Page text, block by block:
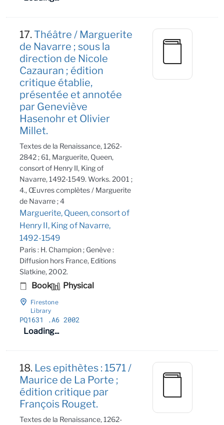
17.Théâtre / Marguerite
de Navarre ; sous la
direction de Nicole
Cazauran ; édition
critique établie,
présentée et annotée
par Geneviève
Hasenohr et Olivier
Millet.
Textes de la Renaissance, 1262-
2842 ; 61, Marguerite, Queen,
consort of Henry II, King of
Navarre, 1492-1549. Works. 2001 ;
4., Œuvres complètes / Marguerite
de Navarre ; 4
Marguerite, Queen, consort of
Henry II, King of Navarre,
1492-1549
Paris : H. Champion ; Genève :
Diffusion hors France, Editions
Slatkine, 2002.
Book Physical
Firestone
Library
PQ1631
.A6 2002
Loading...
18. Les epithètes : 1571 /
Maurice de La Porte ;
édition critique par
François Rouget.
Textes de la Renaissance, 1262-